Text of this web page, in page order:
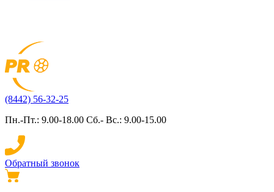
(8442) 56-32-25
Пн.-Пт.: 9.00-18.00 Сб.- Вс.: 9.00-15.00
Обратный звонок